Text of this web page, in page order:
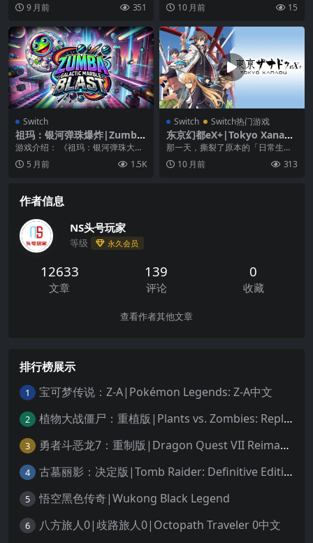
9 月前 351
年发行的动作...
10 月前 15
Switch
祖玛：银河弹珠爆炸|Zumba:
Galactic Marble Blast中文
游戏介绍： 《祖玛：银河弹珠大作
战》将你带入一个充满活力的科幻
宇宙，在这里，你这...
5 月前 1.5K
Switch Switch热门游戏
东京幻都eX+|Tokyo Xanadu
eX+中文
那一天，撕裂了原本的「日常生
活」。 自从遇到“异界化”的那晚，
高中生“时坂洸”的...
10 月前 313
作者信息
NS头号玩家
等级 永久会员
12633
文章
139
评论
0
收藏
查看作者其他文章
排行榜展示
1 宝可梦传说：Z-A|Pokémon Legends: Z-A中文
2 植物大战僵尸：重植版|Plants vs. Zombies: Replanted中文
3 勇者斗恶龙7：重制版|Dragon Quest VII Reimagined中文
4 古墓丽影：决定版|Tomb Raider: Definitive Edition中文
5 悟空黑色传奇|Wukong Black Legend
6 八方旅人0|歧路旅人0|Octopath Traveler 0中文